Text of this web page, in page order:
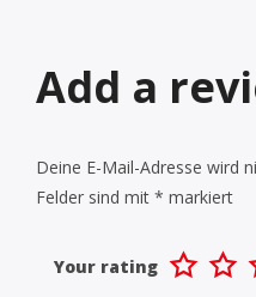
Add a
Deine E-Mail-Adresse wird
Felder sind mit * markiert
Your rating